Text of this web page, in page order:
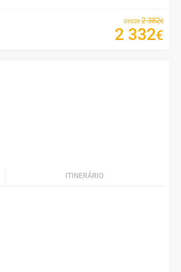
desde 2 382€
2 332€
ITINERÁRIO